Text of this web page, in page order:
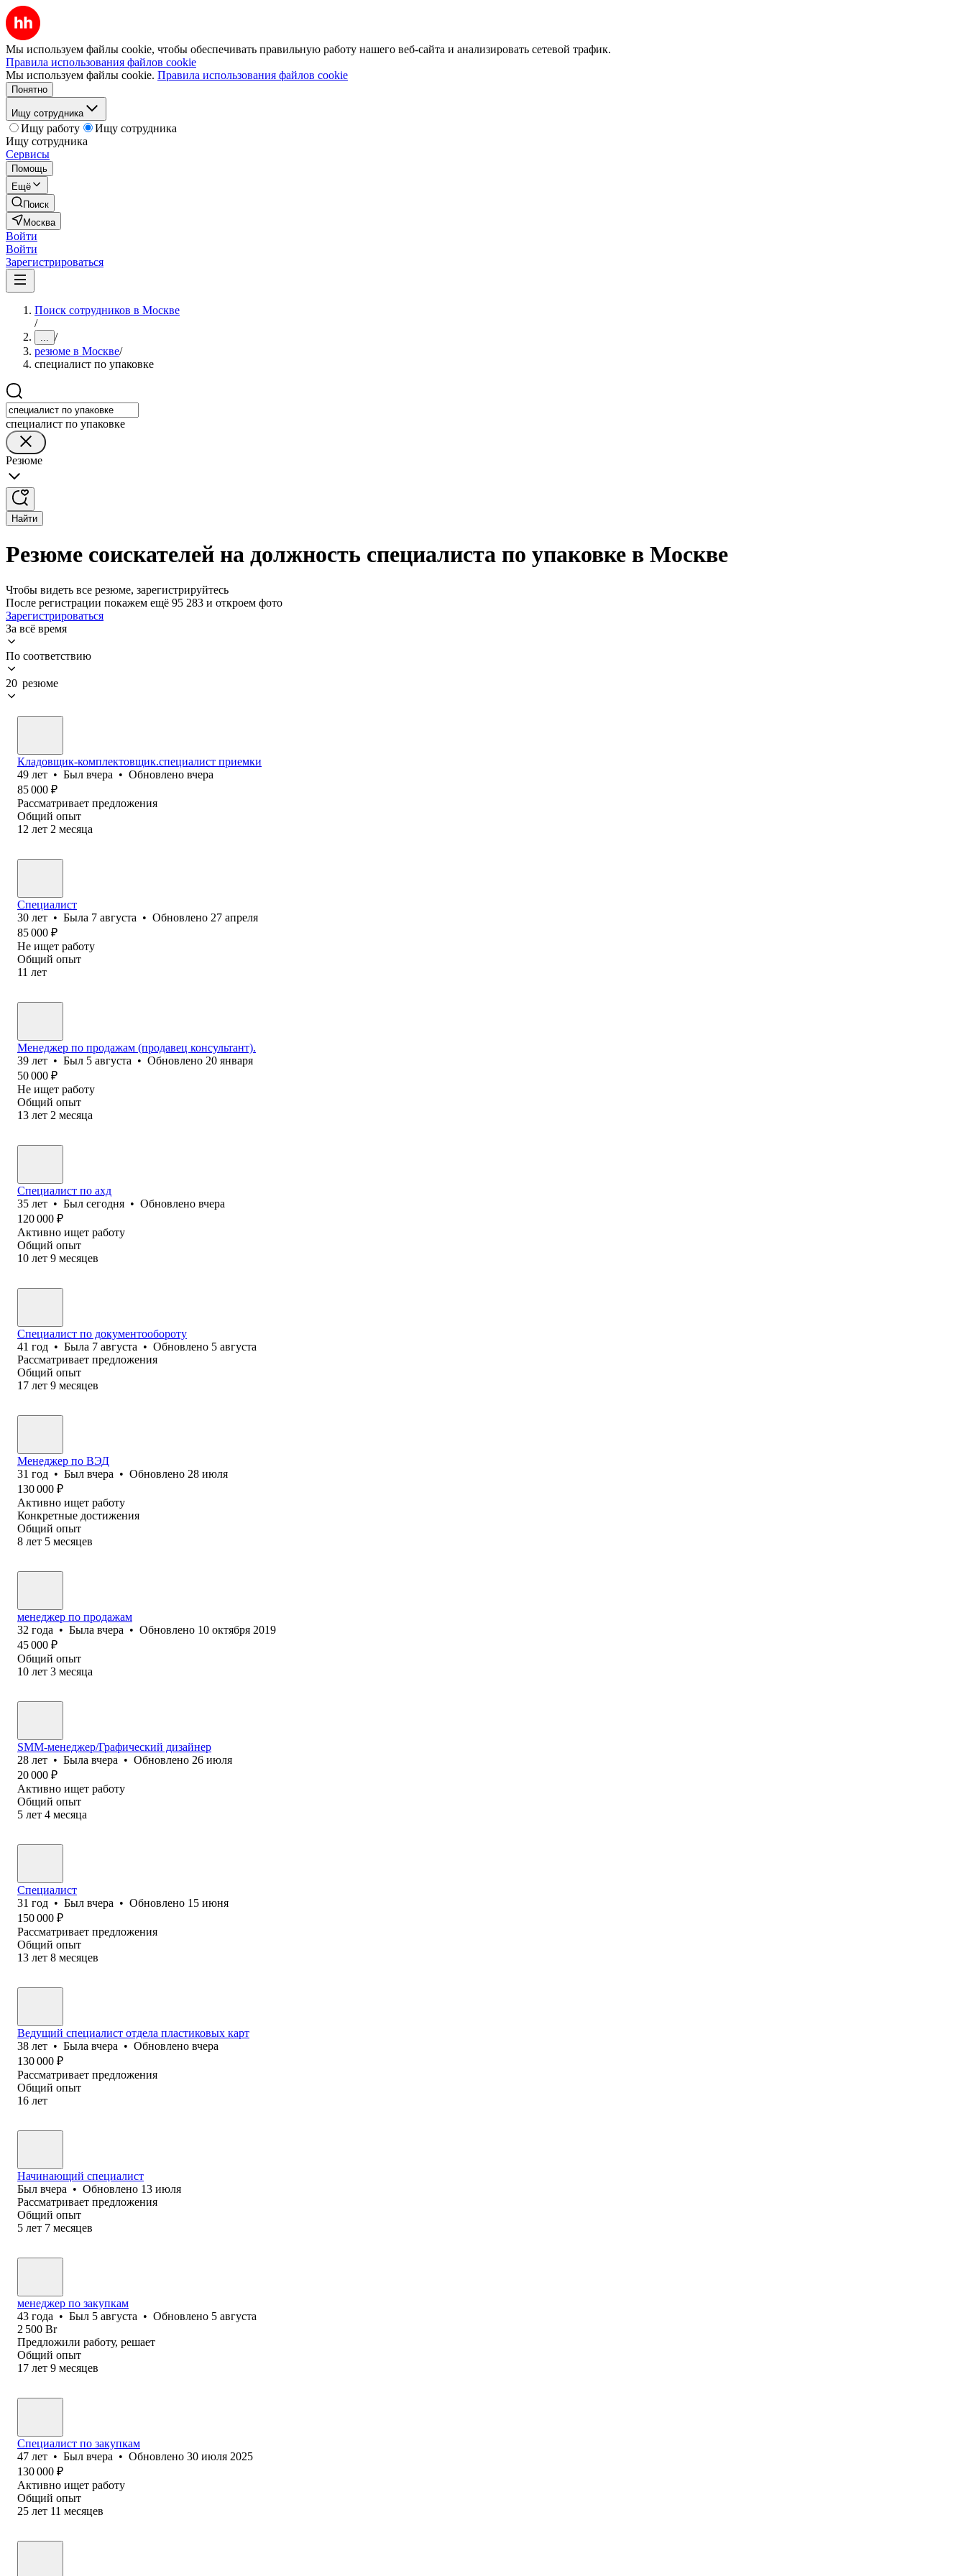
Мы используем файлы cookie, чтобы обеспечивать правильную работу нашего веб-сайта и анализировать сетевой трафик.
Правила использования файлов cookie
Мы используем файлы cookie. Правила использования файлов cookie
Понятно
Ищу сотрудника
Ищу работу
Ищу сотрудника
Ищу сотрудника
Сервисы
Помощь
Ещё
Поиск
Москва
Войти
Войти
Зарегистрироваться
Поиск сотрудников в Москве
/
... /
резюме в Москве/
специалист по упаковке
специалист по упаковке
Резюме
Найти
Резюме соискателей на должность специалиста по упаковке в Москве
Чтобы видеть все резюме, зарегистрируйтесь
После регистрации покажем ещё 95 283 и откроем фото
Зарегистрироваться
За всё время
По соответствию
20 резюме
Кладовщик-комплектовщик.специалист приемки
49 лет • Был вчера • Обновлено вчера
85 000 ₽
Рассматривает предложения
Общий опыт
12 лет 2 месяца
Специалист
30 лет • Была 7 августа • Обновлено 27 апреля
85 000 ₽
Не ищет работу
Общий опыт
11 лет
Менеджер по продажам (продавец консультант).
39 лет • Был 5 августа • Обновлено 20 января
50 000 ₽
Не ищет работу
Общий опыт
13 лет 2 месяца
Специалист по ахд
35 лет • Был сегодня • Обновлено вчера
120 000 ₽
Активно ищет работу
Общий опыт
10 лет 9 месяцев
Специалист по документообороту
41 год • Была 7 августа • Обновлено 5 августа
Рассматривает предложения
Общий опыт
17 лет 9 месяцев
Менеджер по ВЭД
31 год • Был вчера • Обновлено 28 июля
130 000 ₽
Активно ищет работу
Конкретные достижения
Общий опыт
8 лет 5 месяцев
менеджер по продажам
32 года • Была вчера • Обновлено 10 октября 2019
45 000 ₽
Общий опыт
10 лет 3 месяца
SMM-менеджер/Графический дизайнер
28 лет • Была вчера • Обновлено 26 июля
20 000 ₽
Активно ищет работу
Общий опыт
5 лет 4 месяца
Специалист
31 год • Был вчера • Обновлено 15 июня
150 000 ₽
Рассматривает предложения
Общий опыт
13 лет 8 месяцев
Ведущий специалист отдела пластиковых карт
38 лет • Была вчера • Обновлено вчера
130 000 ₽
Рассматривает предложения
Общий опыт
16 лет
Начинающий специалист
Был вчера • Обновлено 13 июля
Рассматривает предложения
Общий опыт
5 лет 7 месяцев
менеджер по закупкам
43 года • Был 5 августа • Обновлено 5 августа
2 500 Br
Предложили работу, решает
Общий опыт
17 лет 9 месяцев
Специалист по закупкам
47 лет • Был вчера • Обновлено 30 июля 2025
130 000 ₽
Активно ищет работу
Общий опыт
25 лет 11 месяцев